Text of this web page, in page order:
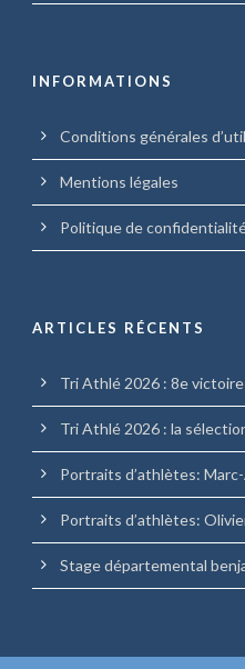
INFORMATIONS
Conditions générales
Mentions légales
Politique de
ARTICLES RÉCENTS
Tri Athlé 2026 : 8e
Tri Athlé 2026 : la
Portraits d’athlètes:
Portraits d’athlètes:
Stage départemental